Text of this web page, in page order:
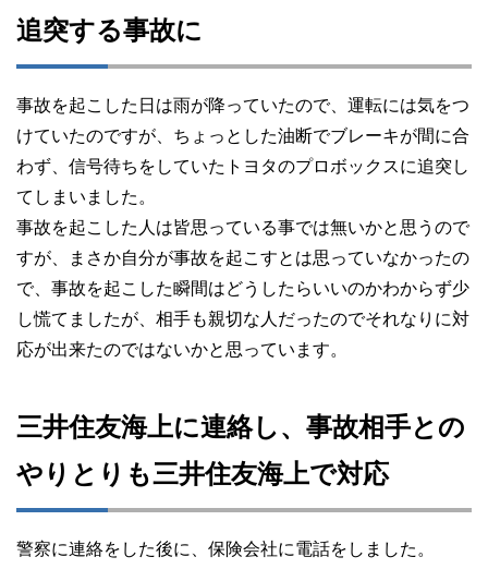
追突する事故に
事故を起こした日は雨が降っていたので、運転には気をつ
けていたのですが、ちょっとした油断でブレーキが間に合
わず、信号待ちをしていたトヨタのプロボックスに追突し
てしまいました。
事故を起こした人は皆思っている事では無いかと思うので
すが、まさか自分が事故を起こすとは思っていなかったの
で、事故を起こした瞬間はどうしたらいいのかわからず少
し慌てましたが、相手も親切な人だったのでそれなりに対
応が出来たのではないかと思っています。
三井住友海上に連絡し、事故相手との
やりとりも三井住友海上で対応
警察に連絡をした後に、保険会社に電話をしました。